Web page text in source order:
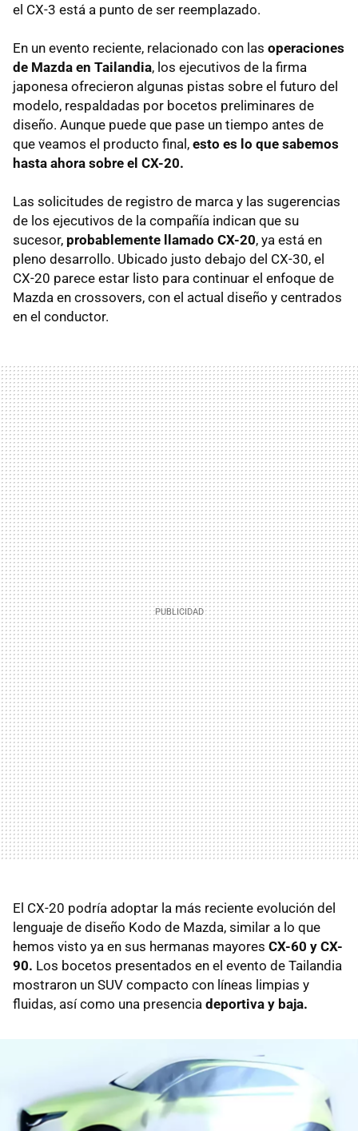
el CX-3 está a punto de ser reemplazado.
En un evento reciente, relacionado con las operaciones
de Mazda en Tailandia, los ejecutivos de la firma
japonesa ofrecieron algunas pistas sobre el futuro del
modelo, respaldadas por bocetos preliminares de
diseño. Aunque puede que pase un tiempo antes de
que veamos el producto final, esto es lo que sabemos
hasta ahora sobre el CX-20.
Las solicitudes de registro de marca y las sugerencias
de los ejecutivos de la compañía indican que su
sucesor, probablemente llamado CX-20, ya está en
pleno desarrollo. Ubicado justo debajo del CX-30, el
CX-20 parece estar listo para continuar el enfoque de
Mazda en crossovers, con el actual diseño y centrados
en el conductor.
El CX-20 podría adoptar la más reciente evolución del
lenguaje de diseño Kodo de Mazda, similar a lo que
hemos visto ya en sus hermanas mayores CX-60 y CX-
90. Los bocetos presentados en el evento de Tailandia
mostraron un SUV compacto con líneas limpias y
fluidas, así como una presencia deportiva y baja.